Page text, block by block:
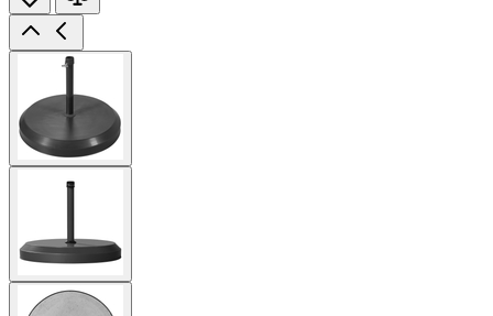
image
View
larger